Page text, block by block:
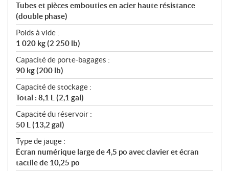
Tubes et pièces embouties en acier haute résistance
(double phase)
Poids à vide :
1 020 kg (2 250 lb)
Capacité de porte-bagages :
90 kg (200 lb)
Capacité de stockage :
Total : 8,1 L (2,1 gal)
Capacité du réservoir :
50 L (13,2 gal)
Type de jauge :
Écran numérique large de 4,5 po avec clavier et écran
tactile de 10,25 po